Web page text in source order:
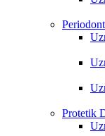
Protetik